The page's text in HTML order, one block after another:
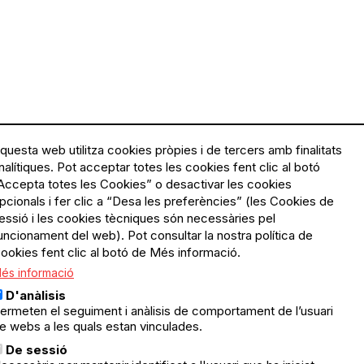
Menú
Legal
Política de privacitat
Avís legal
Política de cookies
El Quèdequè no es fa
organitzadors.
web utilitza cookies pròpies i de tercers amb finalitats
Pot acceptar totes les cookies fent clic al botó
totes les Cookies” o desactivar les cookies
i fer clic a “Desa les preferències” (les Cookies de
i les cookies tècniques són necessàries pel
del web). Pot consultar la nostra política de
fent clic al botó de Més informació.
informació
D'anàlisis
el seguiment i anàlisis de comportament de l’usuari
webs a les quals estan vinculades.
De sessió